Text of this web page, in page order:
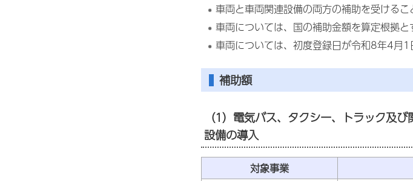
車両と車両関連設備の両方の補助を受けるこ
車両については、国の補助金額を算定根拠
車両については、初度登録日が令和8年4月
補助額
（1）電気バス、タクシー、トラック及
設備の導入
対象事業